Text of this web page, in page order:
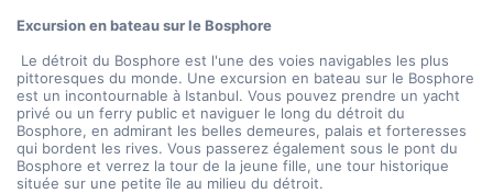
Excursion en bateau sur le Bosphore
pittoresques du monde. Une excursion en bateau sur le Bosphore
est un incontournable à Istanbul. Vous pouvez prendre un yacht
privé ou un ferry public et naviguer le long du détroit du
Bosphore, en admirant les belles demeures, palais et forteresses
qui bordent les rives. Vous passerez également sous le pont du
Bosphore et verrez la tour de la jeune fille, une tour historique
située sur une petite île au milieu du détroit.